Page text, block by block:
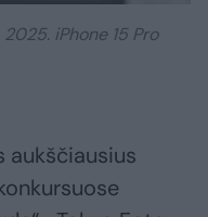
iPhone 15 Pro
aukščiausius